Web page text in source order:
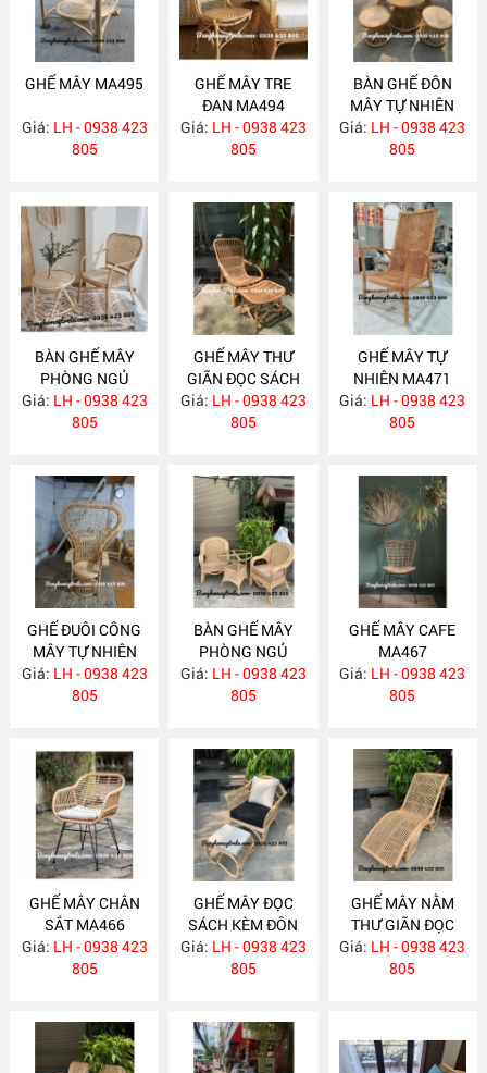
GHẾ MÂY MA495
Giá: LH - 0938 423
805
GHẾ MÂY TRE
ĐAN MA494
Giá: LH - 0938 423
805
BÀN GHẾ ĐÔN
MÂY TỰ NHIÊN
MA482
Giá: LH - 0938 423
805
BÀN GHẾ MÂY
PHÒNG NGỦ
MA479
Giá: LH - 0938 423
805
GHẾ MÂY THƯ
GIÃN ĐỌC SÁCH
KÈM ĐÔN GÁC
CHÂN MA475
Giá: LH - 0938 423
805
GHẾ MÂY TỰ
NHIÊN MA471
Giá: LH - 0938 423
805
GHẾ ĐUÔI CÔNG
MÂY TỰ NHIÊN
MA470
Giá: LH - 0938 423
805
BÀN GHẾ MÂY
PHÒNG NGỦ
MA469
Giá: LH - 0938 423
805
GHẾ MÂY CAFE
MA467
Giá: LH - 0938 423
805
GHẾ MÂY CHÂN
SẮT MA466
Giá: LH - 0938 423
805
GHẾ MÂY ĐỌC
SÁCH KÈM ĐÔN
GÁC CHÂN MA461
Giá: LH - 0938 423
805
GHẾ MÂY NẰM
THƯ GIÃN ĐỌC
SÁCH MA456
Giá: LH - 0938 423
805